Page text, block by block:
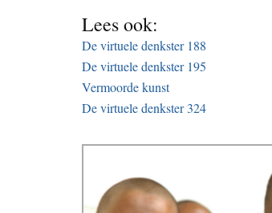
Lees ook:
De virtuele denkster 188
De virtuele denkster 195
Vermoorde kunst
De virtuele denkster 324